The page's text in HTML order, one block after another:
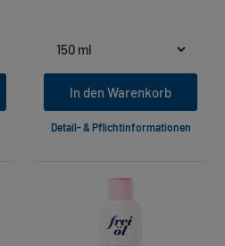
In den Warenkorb
Detail- & Pflichtinformationen